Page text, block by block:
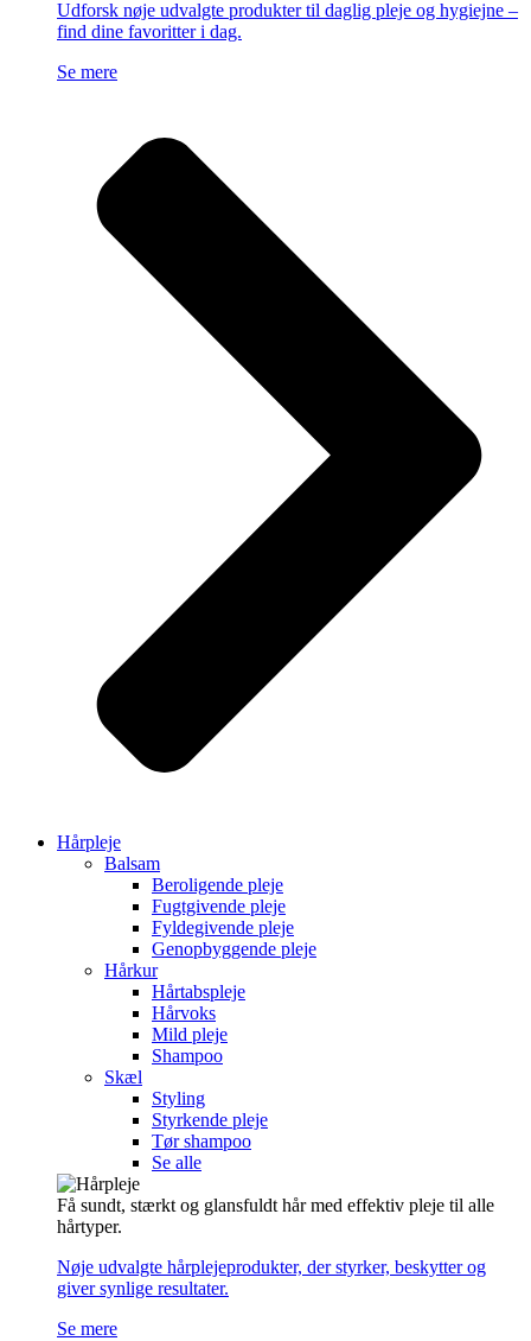
Udforsk nøje udvalgte produkter til daglig pleje og hygiejne –
find dine favoritter i dag.
Se mere
Hårpleje
Balsam
Beroligende pleje
Fugtgivende pleje
Fyldegivende pleje
Genopbyggende pleje
Hårkur
Hårtabspleje
Hårvoks
Mild pleje
Shampoo
Skæl
Styling
Styrkende pleje
Tør shampoo
Se alle
Få sundt, stærkt og glansfuldt hår med effektiv pleje til alle
hårtyper.
Nøje udvalgte hårplejeprodukter, der styrker, beskytter og
giver synlige resultater.
Se mere